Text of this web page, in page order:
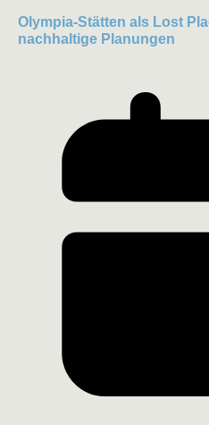
Olympia-Stätten als Lost
nachhaltige Planungen